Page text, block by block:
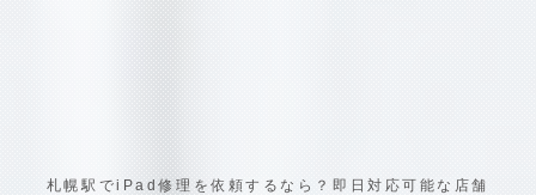
札幌駅でiPad修理を依頼するなら？即日対応可能な店舗